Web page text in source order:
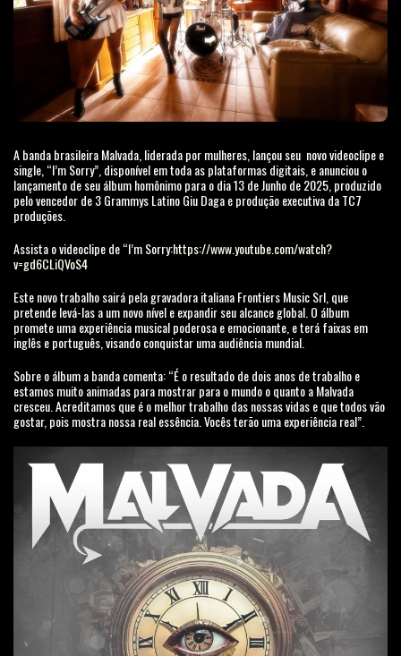
A banda brasileira Malvada, liderada por mulheres, lançou seu novo videoclipe e
single, “I’m Sorry”, disponível em toda as plataformas digitais, e anunciou o
lançamento de seu álbum homônimo para o dia 13 de Junho de 2025, produzido
pelo vencedor de 3 Grammys Latino Giu Daga e produção executiva da TC7
produções.
Assista o videoclipe de “I’m Sorry:https://www.youtube.com/watch?
v=gd6CLiQVoS4
Este novo trabalho sairá pela gravadora italiana Frontiers Music Srl, que
pretende levá-las a um novo nível e expandir seu alcance global. O álbum
promete uma experiência musical poderosa e emocionante, e terá faixas em
inglês e português, visando conquistar uma audiência mundial.
Sobre o álbum a banda comenta: “É o resultado de dois anos de trabalho e
estamos muito animadas para mostrar para o mundo o quanto a Malvada
cresceu. Acreditamos que é o melhor trabalho das nossas vidas e que todos vão
gostar, pois mostra nossa real essência. Vocês terão uma experiência real”.